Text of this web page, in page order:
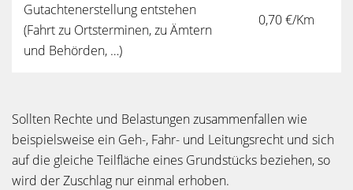
Gutachtenerstellung entstehen
(Fahrt zu Ortsterminen, zu Ämtern
und Behörden, …)
0,70 €/Km
Sollten Rechte und Belastungen zusammenfallen wie
beispielsweise ein Geh-, Fahr- und Leitungsrecht und sich
auf die gleiche Teilfläche eines Grundstücks beziehen, so
wird der Zuschlag nur einmal erhoben.